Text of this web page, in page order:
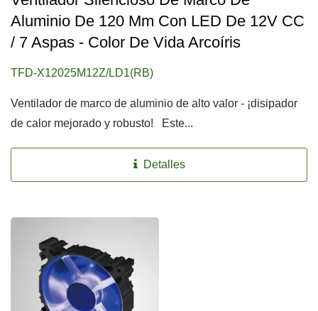
Aluminio De 120 Mm Con LED De 12V CC
/ 7 Aspas - Color De Vida Arcoíris
TFD-X12025M12Z/LD1(RB)
Ventilador de marco de aluminio de alto valor - ¡disipador
de calor mejorado y robusto! Este...
Detalles